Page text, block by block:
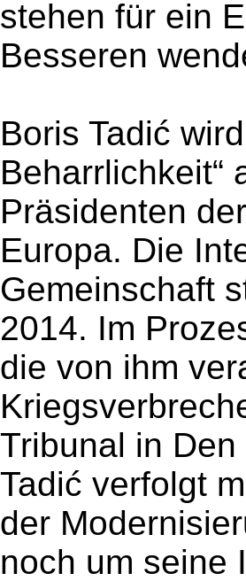
stehen für ein
Besseren
Boris Tadić
Beharrlichkeit“
Präsidenten
Europa. Die
Gemeinschaft
2014. Im
die von ihm
Tribunal in
Tadić verfolgt
der
noch um seine